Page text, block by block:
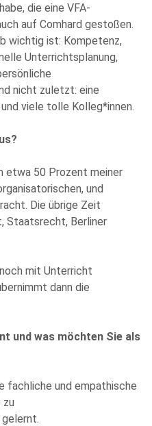
die eine VFA-
auf Comhard gestoßen.
wichtig ist: Kompetenz,
Unterrichtsplanung,
nicht zuletzt: eine
viele tolle Kolleg*innen.
etwa 50 Prozent meiner
und
Die übrige Zeit
Staatsrecht, Berliner
mit Unterricht
dann die
und was möchten Sie als
fachliche und empathische
zu
zur Kenntnis genommen
und Speicherung
den Zweck der Beantwortung
Sie: Diese Einwilligung
jederzeit für die
geschützt und es gelten die
von